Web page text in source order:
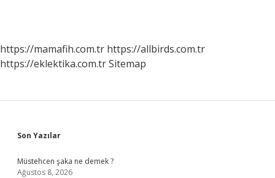
https://mamafih.com.tr https://allbirds.com.tr
https://eklektika.com.trSitemap
Sidebar
Son Yazılar
Müstehcen şaka ne demek ?
Ağustos 8, 2026